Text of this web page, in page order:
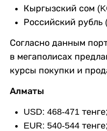
Кыргызский сом
Российский рубль
Согласно данным
в мегаполисах
курсы покупки и
Алматы
USD: 468-471 тенге;
EUR: 540-544 тенге;